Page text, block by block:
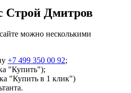
Строй Дмитров
можно несколькими
+7 499 350 00 92;
"Купить");
"Купить в 1 клик")